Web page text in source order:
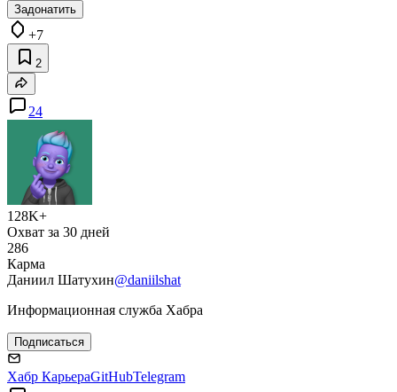
Задонатить
+7
2
24
128K+
Охват за 30 дней
286
Карма
Даниил Шатухин@daniilshat
Информационная служба Хабра
Подписаться
Хабр КарьераGitHubTelegram